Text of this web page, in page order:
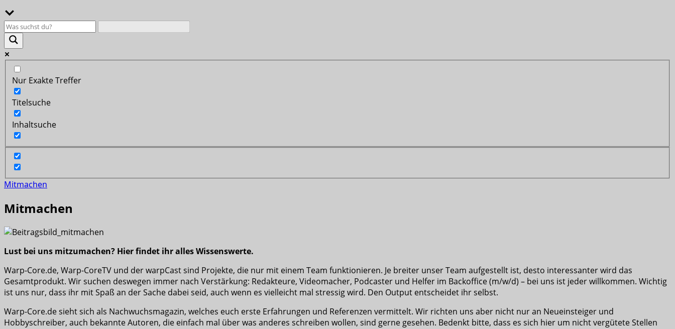
Nur Exakte Treffer
Titelsuche
Inhaltsuche
Mitmachen
Mitmachen
Lust bei uns mitzumachen? Hier findet ihr alles Wissenswerte.
Warp-Core.de, Warp-CoreTV und der warpCast sind Projekte, die nur mit einem Team funktionieren. Je breiter unser Team aufgestellt ist, desto interessanter wird das
Gesamtprodukt. Wir suchen deswegen immer nach Verstärkung: Redakteure, Videomacher, Podcaster und Helfer im Backoffice (m/w/d) – bei uns ist jeder willkommen. Wichtig
ist uns nur, dass ihr mit Spaß an der Sache dabei seid, auch wenn es vielleicht mal stressig wird. Den Output entscheidet ihr selbst.
Warp-Core.de sieht sich als Nachwuchsmagazin, welches euch erste Erfahrungen und Referenzen vermittelt. Wir richten uns aber nicht nur an Neueinsteiger und
Hobbyschreiber, auch bekannte Autoren, die einfach mal über was anderes schreiben wollen, sind gerne gesehen. Bedenkt bitte, dass es sich hier um nicht vergütete Stellen